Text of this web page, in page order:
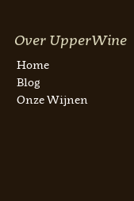
Over UpperWine
Home
Blog
Onze Wijnen